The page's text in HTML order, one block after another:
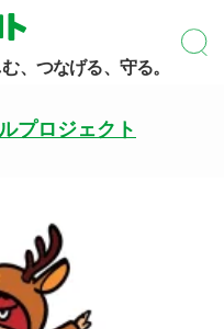
、つなげる、守る。
プロジェクト